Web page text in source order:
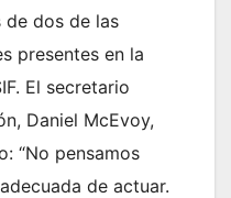
de dos de las
presentes en la
El secretario
Daniel McEvoy,
“No pensamos
de actuar.